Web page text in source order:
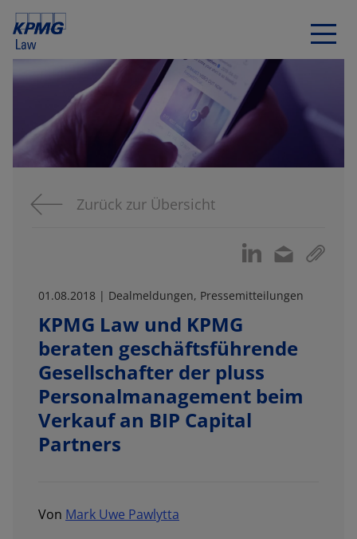
Zurück zur Übersicht
01.08.2018 | Dealmeldungen, Pressemitteilungen
KPMG Law und KPMG
beraten geschäftsführende
Gesellschafter der pluss
Personalmanagement beim
Verkauf an BIP Capital
Partners
Von Mark Uwe Pawlytta